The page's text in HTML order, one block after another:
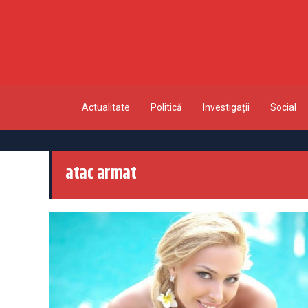
Actualitate Politică Investigații Social
atac armat